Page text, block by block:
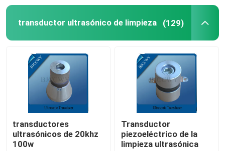
Transductor ultrasónico de la belleza
Impedancia ultrasónica
transductor de atomización ultrasónico
Transductor tubular ultrasónico
transductor ultrasónico de limpieza (129)
transductores
ultrasónicos de 20khz
100w
Transductor
piezoeléctrico de la
limpieza ultrasónica